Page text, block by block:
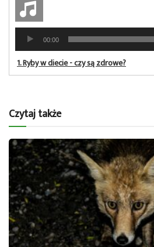
Odtwarzacz
plików
dźwiękowych
00:00
1.Ryby w diecie - czy są zdrowe?
Czytaj także